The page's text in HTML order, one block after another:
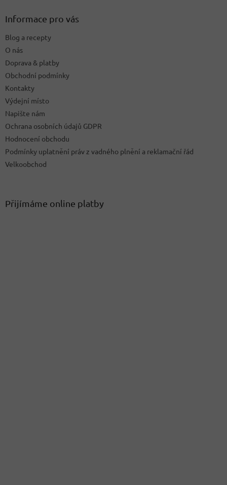
Informace pro vás
Blog a recepty
O nás
Doprava & platby
Obchodní podmínky
Kontakty
Výdejní místo
Napište nám
Ochrana osobních údajů GDPR
Hodnocení obchodu
Podmínky uplatnění práv z vadného plnění a reklamační řád
Velkoobchod
Přijímáme online platby